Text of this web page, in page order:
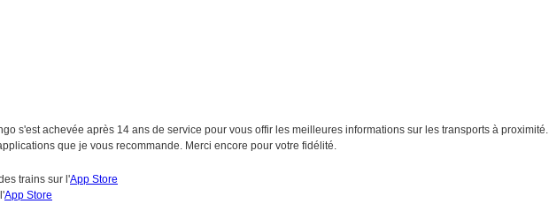
s'est achevée après 14 ans de service pour vous offir les meilleures informations sur les transports à proximité.
que je vous recommande. Merci encore pour votre fidélité.
trains sur l'App Store
App Store